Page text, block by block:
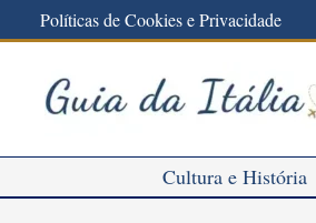
para
conteúdo
Políticas de Cookies e Privacidade
Cultura e História